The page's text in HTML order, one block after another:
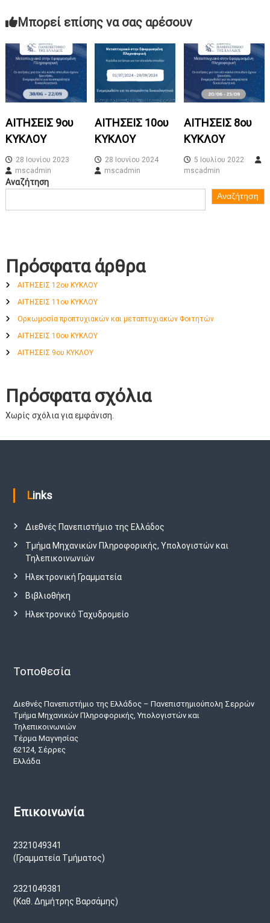
Μπορεί επίσης να σας αρέσουν
ΑΙΤΗΣΕΙΣ 9ου
ΚΥΚΛΟΥ
28 Ιουνίου 2023
mscadmin
ΑΙΤΗΣΕΙΣ 10ου
ΚΥΚΛΟΥ
28 Ιουνίου 2024
mscadmin
ΑΙΤΗΣΕΙΣ 8ου
ΚΥΚΛΟΥ
5 Ιουλίου 2022
mscadmin
Αναζήτηση
Αναζήτηση
Πρόσφατα άρθρα
ΑΙΤΗΣΕΙΣ 12ου ΚΥΚΛΟΥ
ΑΙΤΗΣΕΙΣ 11ου ΚΥΚΛΟΥ
Ορκωμοσία προπτυχιακών και μεταπτυχιακών Φοιτητών
ΑΙΤΗΣΕΙΣ 10ου ΚΥΚΛΟΥ
ΑΙΤΗΣΕΙΣ 9ου ΚΥΚΛΟΥ
Πρόσφατα σχόλια
Χωρίς σχόλια για εμφάνιση.
Links
Διεθνές Πανεπιστήμιο της Ελλάδος
Τμήμα Μηχανικών Πληροφορικής, Υπολογιστών και
Τηλεπικοινωνιών
Ηλεκτρονική Γραμματεία
Βιβλιοθήκη
Ηλεκτρονικό Ταχυδρομείο
Τοποθεσία
Διεθνές Πανεπιστήμιο της Ελλάδος – Πανεπιστημιούπολη Σερρών
Τμήμα Μηχανικών Πληροφορικής, Υπολογιστών και
Τηλεπικοινωνιών
Τέρμα Μαγνησίας
62124, Σέρρες
Ελλάδα
Επικοινωνία
2321049341
(Γραμματεία Τμήματος)
2321049381
(Καθ. Δημήτρης Βαρσάμης)